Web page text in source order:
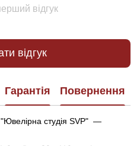
відгук
відгук
Гарантія Повернення
студія SVP" —